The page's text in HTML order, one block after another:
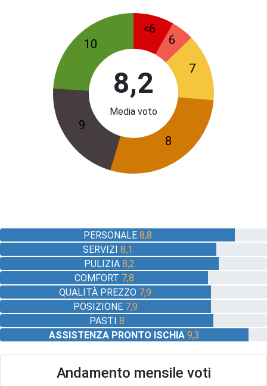
8,2
Media voto
<6
6
7
8
9
10
PERSONALE 8,8
SERVIZI8,1
PULIZIA8,2
COMFORT 7,8
QUALITÀ PREZZO 7,9
POSIZIONE 7,9
PASTI 8
ASSISTENZA PRONTO ISCHIA 9,3
Andamento mensile voti